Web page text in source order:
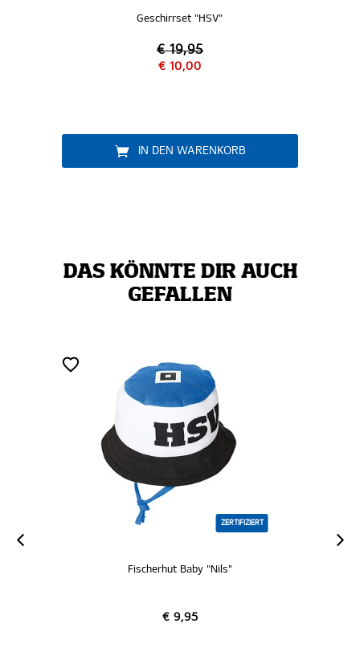
Geschirrset "HSV"
€ 19,95
€ 10,00
IN DEN WARENKORB
DAS KÖNNTE DIR AUCH
GEFALLEN
ZERTIFIZIERT
Fischerhut Baby "Nils"
€ 9,95